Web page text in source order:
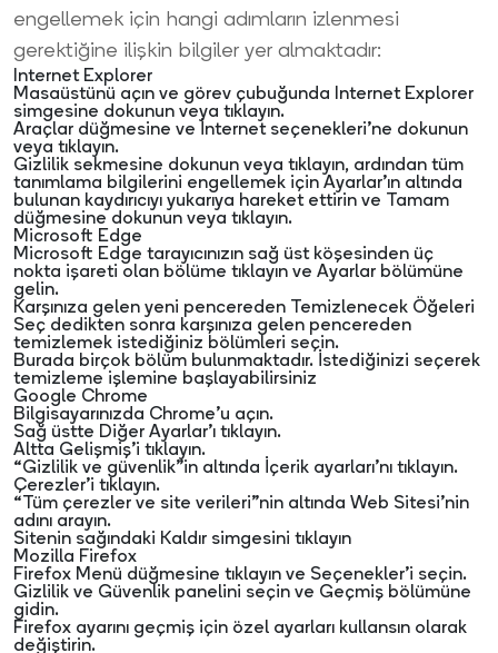
engellemek için hangi adımların izlenmesi
gerektiğine ilişkin bilgiler yer almaktadır:
Internet Explorer
Masaüstünü açın ve görev çubuğunda Internet Explorer
simgesine dokunun veya tıklayın.
Araçlar düğmesine ve İnternet seçenekleri’ne dokunun
veya tıklayın.
Gizlilik sekmesine dokunun veya tıklayın, ardından tüm
tanımlama bilgilerini engellemek için Ayarlar’ın altında
bulunan kaydırıcıyı yukarıya hareket ettirin ve Tamam
düğmesine dokunun veya tıklayın.
Microsoft Edge
Microsoft Edge tarayıcınızın sağ üst köşesinden üç
nokta işareti olan bölüme tıklayın ve Ayarlar bölümüne
gelin.
Karşınıza gelen yeni pencereden Temizlenecek Öğeleri
Seç dedikten sonra karşınıza gelen pencereden
temizlemek istediğiniz bölümleri seçin.
Burada birçok bölüm bulunmaktadır. İstediğinizi seçerek
temizleme işlemine başlayabilirsiniz
Google Chrome
Bilgisayarınızda Chrome’u açın.
Sağ üstte Diğer Ayarlar’ı tıklayın.
Altta Gelişmiş’i tıklayın.
“Gizlilik ve güvenlik”in altında İçerik ayarları’nı tıklayın.
Çerezler’i tıklayın.
“Tüm çerezler ve site verileri”nin altında Web Sitesi’nin
adını arayın.
Sitenin sağındaki Kaldır simgesini tıklayın
Mozilla Firefox
Firefox Menü düğmesine tıklayın ve Seçenekler’i seçin.
Gizlilik ve Güvenlik panelini seçin ve Geçmiş bölümüne
gidin.
Firefox ayarını geçmiş için özel ayarları kullansın olarak
değiştirin.